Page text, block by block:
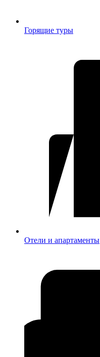
Горящие туры
Отели и апартаменты